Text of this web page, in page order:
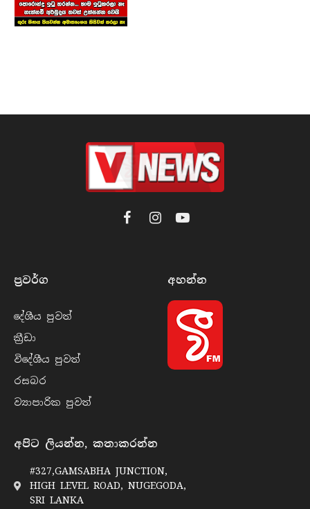
FacebookInstagramYouTube
ප්‍රවර්​ග
දේශීය පුව​ත්
ක්‍රී​ඩා
විදේශීය පුව​ත්
රසබ​ර
ව්‍යාපාරික පුව​ත්
අහන්​න
අපිට ලියන්න, කතාකරන්න
#327,GAMSABHA JUNCTION,
HIGH LEVEL ROAD, NUGEGODA,
SRI LANKA